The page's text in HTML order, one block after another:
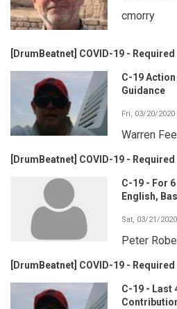
cmorry
[DrumBeatnet] COVID-19 -
C-19
Guidance
Fri, 03/20/2020
Warren
[DrumBeatnet] COVID-19 -
C-19 - For
English,
Sat, 03/21/
Peter
[DrumBeatnet] COVID-19 -
C-19 - Last